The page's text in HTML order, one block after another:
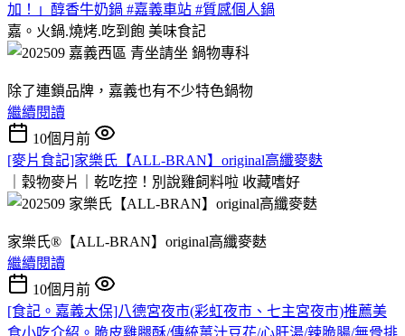
加！」醇香牛奶鍋 #嘉義車站 #質感個人鍋
嘉。火鍋.燒烤.吃到飽 美味食記
除了連鎖品牌，嘉義也有不少特色鍋物
繼續閱讀
10個月前
[麥片食記]家樂氏【ALL-BRAN】original高纖麥麩
｜穀物麥片｜乾吃控！別說雞飼料啦 收藏嗜好
家樂氏®【ALL-BRAN】original高纖麥麩
繼續閱讀
10個月前
[食記。嘉義太保]八德宮夜市(彩虹夜市、七主宮夜市)推薦美
食小吃介紹。脆皮雞腿酥/傳統薑汁豆花/心肝湯/辣脆腸/無骨排